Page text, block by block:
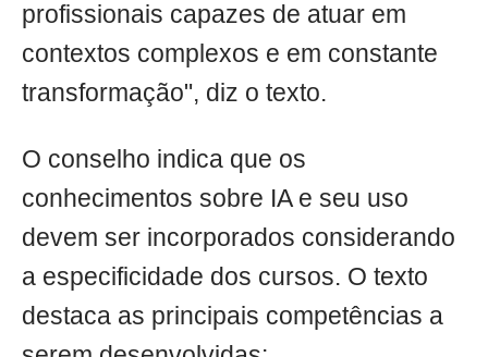
profissionais capazes de atuar em
contextos complexos e em constante
transformação", diz o texto.
O conselho indica que os
conhecimentos sobre IA e seu uso
devem ser incorporados considerando
a especificidade dos cursos. O texto
destaca as principais competências a